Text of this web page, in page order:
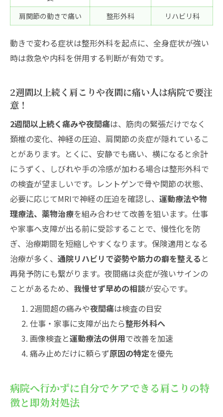
用や注射のギモンとスッキリ回答
肩関節の動きで痛い 整形外科 リハビリ科
動きで変わる症状は整形外科を起点に、全身症状が強い
時は救急や内科を併用する判断が有効です。
2週間以上続く肩こりや夜間に痛い人は病院で要注
意！
2週間以上続く痛みや夜間痛は、筋肉の緊張だけでなく
頚椎の変化、神経の圧迫、肩関節の炎症が隠れているこ
とがあります。とくに、安静でも痛い、横になると余計
にうずく、しびれや手の冷感が加わる場合は整形外科で
の検査が望ましいです。レントゲンで骨や関節の状態、
必要に応じてMRIで神経の圧迫を確認し、 運動療法や物
理療法、薬物治療を組み合わせて改善を狙います。仕事
や家事へ支障が出る前に受診することで、慢性化を防
ぎ、治療期間を短縮しやすくなります。保険適用となる
治療が多く、 通院リハビリで姿勢や筋力の癖を整える と
再発予防にも繋がります。夜間痛は炎症が強いサインの
ことがあるため、 我慢せず早めの相談が安心です。
2週間超の痛みや夜間痛は検査の目安
仕事・家事に支障が出たら整形外科へ
画像検査と運動療法の併用で改善を加速
痛み止めだけに頼らず原因の特定を優先
病院へ行かずに自分でケアできる肩こりの特
徴と即効対処法